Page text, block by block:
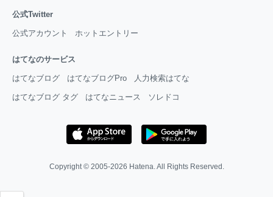
公式Twitter
公式アカウント ホットエントリー
はてなのサービス
はてなブログ はてなブログPro 人力検索はてな
はてなブログ タグ はてなニュース ソレドコ
Copyright © 2005-2026 Hatena . All Rights Reserved.